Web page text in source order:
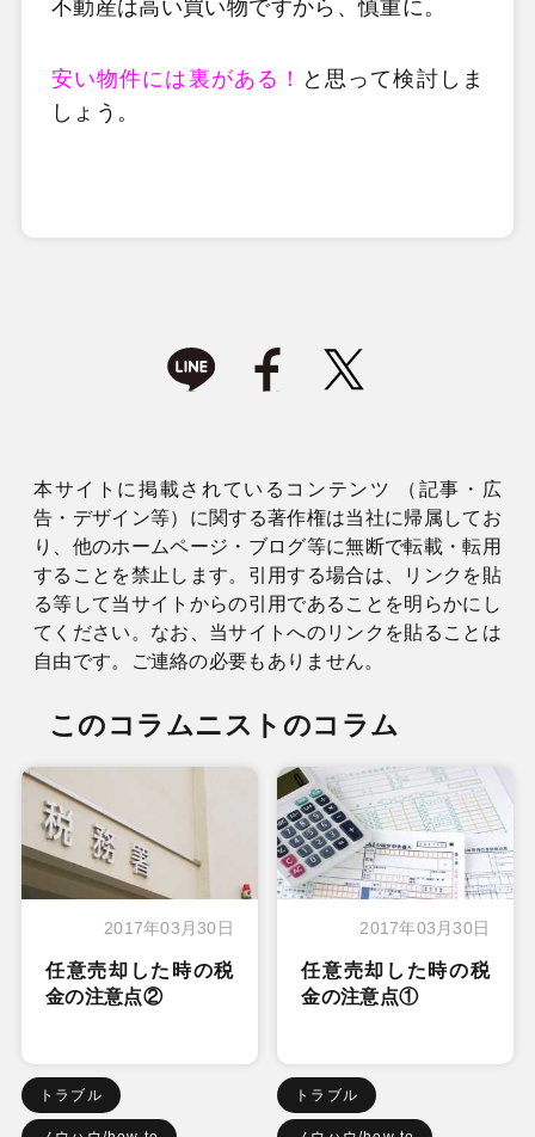
不動産は高い買い物ですから、慎重に。
安い物件には裏がある！ と思って検討しま
しょう。
本サイトに掲載されているコンテンツ （記事・広
告・デザイン等）に関する著作権は当社に帰属してお
り、他のホームページ・ブログ等に無断で転載・転用
することを禁止します。引用する場合は、リンクを貼
る等して当サイトからの引用であることを明らかにし
てください。なお、当サイトへのリンクを貼ることは
自由です。ご連絡の必要もありません。
このコラムニストのコラム
2017年03月30日
任意売却した時の税
金の注意点②
トラブル
2017年03月30日
任意売却した時の税
金の注意点①
トラブル